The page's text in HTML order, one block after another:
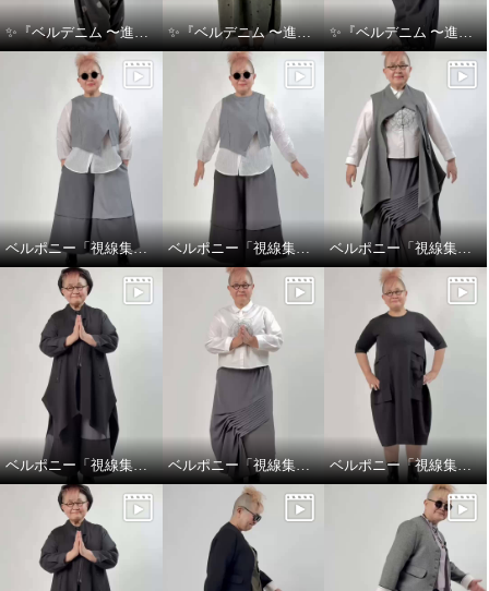
✨『ベルデニム 〜進化を感じるデニムスタイル〜』✨ ✨『ベルデニム 〜進化を感じるデニムスタイル〜』✨ ✨『ベルデニム 〜進化を感じるデニムスタイル〜』✨
ベルポニー「視線集める大人の遊びを装う」 ベルポニー「視線集める大人の遊びを装う」 ベルポニー「視線集める大人の遊びを装う」
ベルポニー「視線集める大人の遊びを装う」 ベルポニー「視線集める大人の遊びを装う」 ベルポニー「視線集める大人の遊びを装う」